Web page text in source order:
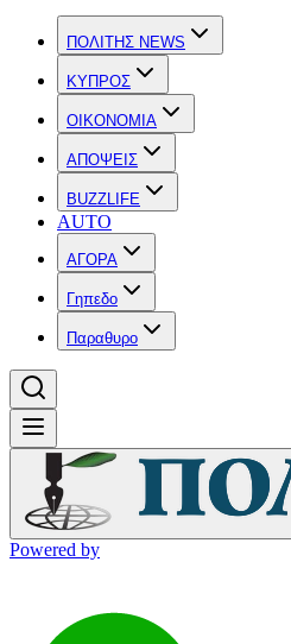
ΠΟΛΙΤΗΣ NEWS
ΚΥΠΡΟΣ
OIKONOMIA
ΑΠΟΨΕΙΣ
BUZZLIFE
AUTO
ΑΓΟΡΑ
Γηπεδο
Παραθυρο
Powered by